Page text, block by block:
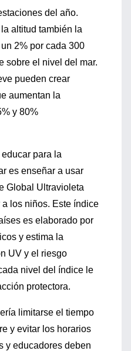
del año.
altitud también la
2% por cada 300
sobre el nivel del mar.
pueden crear
aumentan la
y 80%
para la
es enseñar a usar
Global Ultravioleta
los niños. Este índice
es elaborado por
y estima la
UV y el riesgo
nivel del índice le
protectora.
limitarse el tiempo
y evitar los horarios
y educadores deben